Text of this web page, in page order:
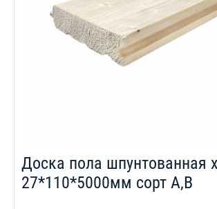
Доска пола шпунтованная
27*110*5000мм сорт A,B